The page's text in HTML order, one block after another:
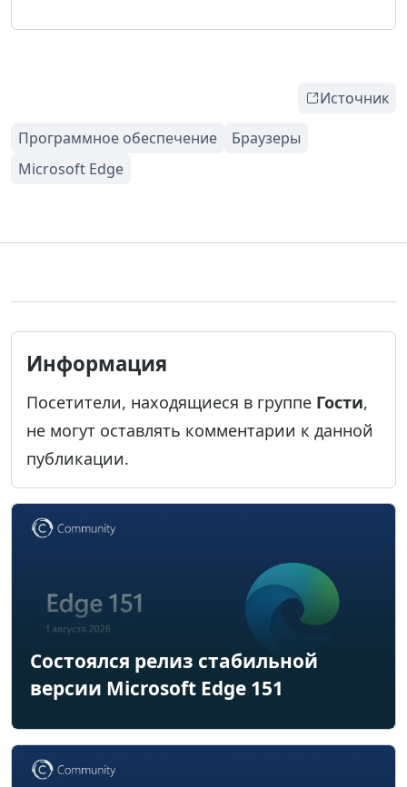
Источник
Информация
Посетители, находящиеся в группе Гости,
не могут оставлять комментарии к данной
публикации.
Состоялся релиз стабильной
версии Microsoft Edge 151